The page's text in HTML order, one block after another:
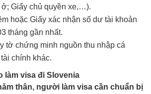
Giấy chủ quyền xe,…).
hoặc Giấy xác nhận số dư tài khoản
tháng gần nhất.
tờ chứng minh nguồn thu nhập cá
chính khác.
làm visa đi Slovenia
thân, người làm visa cần chuẩn bị